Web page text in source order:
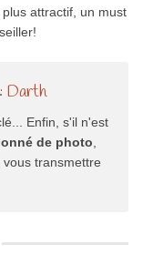
attractif, un must
Darth
Enfin, s'il n'est
de photo
transmettre